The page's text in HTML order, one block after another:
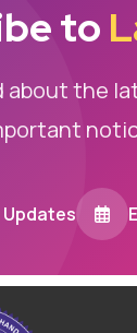
to
about the